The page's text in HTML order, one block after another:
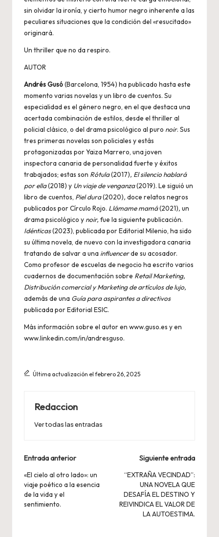
sin olvidar la ironía, y cierto humor negro inherente a las
peculiares situaciones que la condición del «resucitado»
originará.
Un thriller que no da respiro.
AUTOR
Andrés Gusó(Barcelona, 1954) ha publicado hasta este
momento varias novelas y un libro de cuentos. Su
especialidad es el género negro, en el que destaca una
acertada combinación de estilos, desde el thriller al
policial clásico, o del drama psicológico al puro noir. Sus
tres primeras novelas son policiales y estás
protagonizadas por Yaiza Marrero, una joven
inspectora canaria de personalidad fuerte y éxitos
trabajados; estas son Rótula(2017), El silencio hablará
por ella(2018) y Un viaje de venganza(2019). Le siguió un
libro de cuentos, Piel dura(2020), doce relatos negros
publicados por Círculo Rojo. Llámame mamá(2021), un
drama psicológico y noir, fue la siguiente publicación.
Idénticas(2023), publicada por Editorial Milenio, ha sido
su última novela, de nuevo con la investigadora canaria
tratando de salvar a una influencerde su acosador.
Como profesor de escuelas de negocio ha escrito varios
cuadernos de documentación sobre Retail Marketing,
Distribución comercial y Marketing de artículos de lujo,
además de una Guía para aspirantes a directivos
publicada por Editorial ESIC.
Más información sobre el autor en www.guso.es y en
www.linkedin.com/in/andresguso.
Última actualización el febrero 26, 2025
Redaccion
Ver todas las entradas
Navegación
de
entradas
Entrada anterior
«El cielo al otro lado»: un
viaje poético a la esencia
de la vida y el
sentimiento.
Siguiente entrada
“EXTRAÑA VECINDAD”:
UNA NOVELA QUE
DESAFÍA EL DESTINO Y
REIVINDICA EL VALOR DE
LA AUTOESTIMA.